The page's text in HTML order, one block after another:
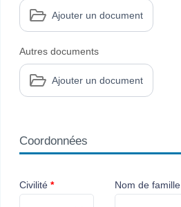
Ajouter un document
Autres documents
Ajouter un document
Coordonnées
Civilité * Nom de famille